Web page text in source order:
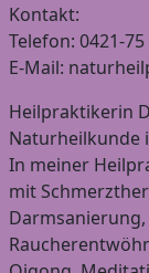
Kontakt:
Telefon: 0421-75
E-Mail:
Heilpraktikerin
Naturheilkunde
In meiner
mit